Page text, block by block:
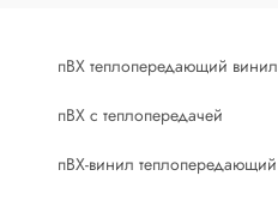
пВХ теплопередающий винил
пВХ с теплопередачей
пВХ-винил теплопередающий